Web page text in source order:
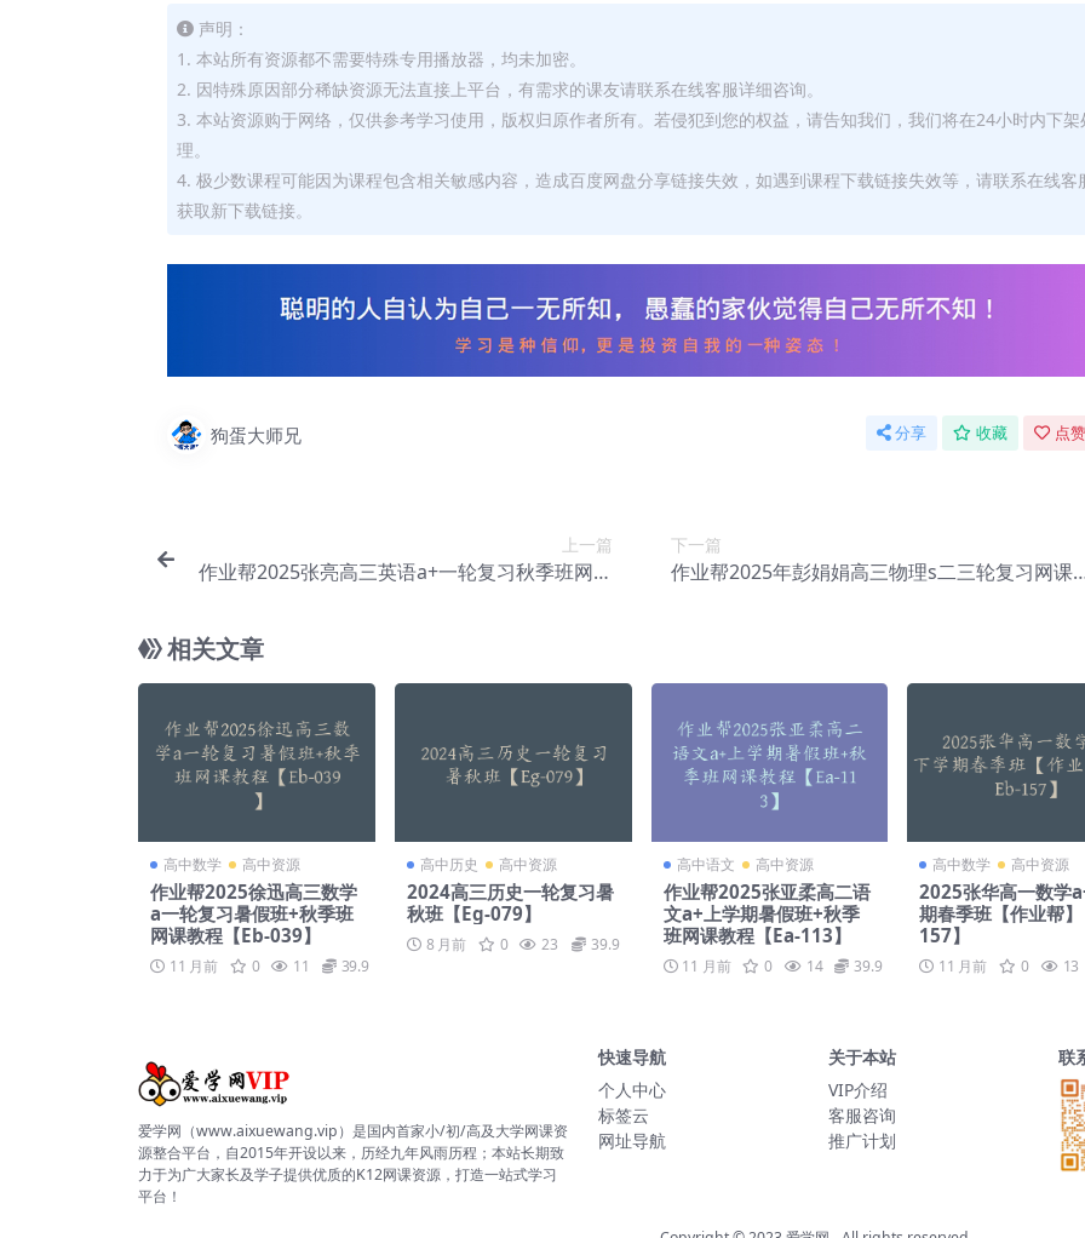
声明：
1. 本站所有资源都不需要特殊专用播放器，均未加密。
2. 因特殊原因部分稀缺资源无法直接上平台，有需求的课友请联系在线客服详细咨询。
3. 本站资源购于网络，仅供参考学习使用，版权归原作者所有。若侵犯到您的权益，请告知我们，我们将在24小时内下架
理。
4. 极少数课程可能因为课程包含相关敏感内容，造成百度网盘分享链接失效，如遇到课程下载链接失效等，请联系在线客
获取新下载链接。
狗蛋大师兄 分享 收藏 点
上一篇
作业帮2025张亮高三英语a+一轮复习秋季班网课
下一篇
作业帮2025年彭娟娟高三物理s二三轮复习网课
相关文章
高中数学 高中资源
作业帮2025徐迅高三数学
a一轮复习暑假班+秋季班
网课教程【Eb-039】
11 月前 0 11 39.9
高中历史 高中资源
2024高三历史一轮复习暑
秋班【Eg-079】
8 月前 0 23 39.9
高中语文 高中资源
作业帮2025张亚柔高二语
文a+上学期暑假班+秋季
班网课教程【Ea-113】
11 月前 0 14 39.9
高中数学 高中资源
2025张华高一数学
期春季班【作业帮
157】
11 月前 0 13
爱学网（www.aixuewang.vip）是国内首家小/初/高及大学网课资
源整合平台，自2015年开设以来，历经九年风雨历程；本站长期致
力于为广大家长及学子提供优质的K12网课资源，打造一站式学习
平台！
快速导航
个人中心
标签云
网址导航
关于本站
VIP介绍
客服咨询
推广计划
联